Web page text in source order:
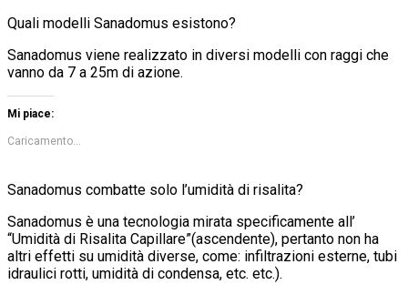
Quali modelli Sanadomus esistono?
Sanadomus viene realizzato in diversi modelli con raggi che
vanno da 7 a 25m di azione.
Mi piace:
Caricamento...
Sanadomus combatte solo l’umidità di risalita?
Sanadomus è una tecnologia mirata specificamente all’
“Umidità di Risalita Capillare”(ascendente), pertanto non ha
altri effetti su umidità diverse, come: infiltrazioni esterne, tubi
idraulici rotti, umidità di condensa, etc. etc.).